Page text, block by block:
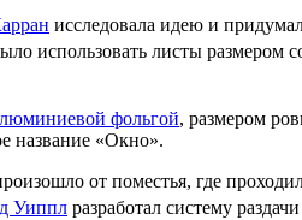
исследовала идею и
использовать листы размером
фольгой, размером
название «Окно».
от поместья, где
Уиппл разработал систему